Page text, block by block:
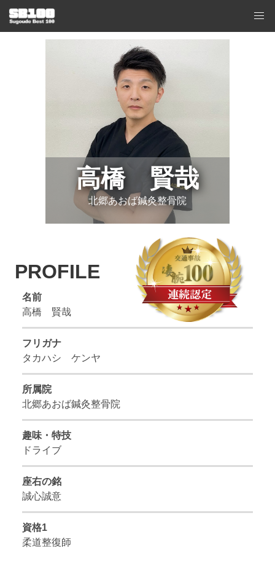
高橋 賢哉
北郷あおば鍼灸整骨院
PROFILE
名前
高橋 賢哉
フリガナ
タカハシ ケンヤ
所属院
北郷あおば鍼灸整骨院
趣味・特技
ドライブ
座右の銘
誠心誠意
資格1
柔道整復師